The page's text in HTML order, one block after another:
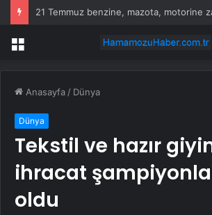
Russell’dan Mercedes’e Sert Tepki:
Menü
Anasayfa / Dünya
Dünya
Tekstil ve hazır
ihracat
oldu